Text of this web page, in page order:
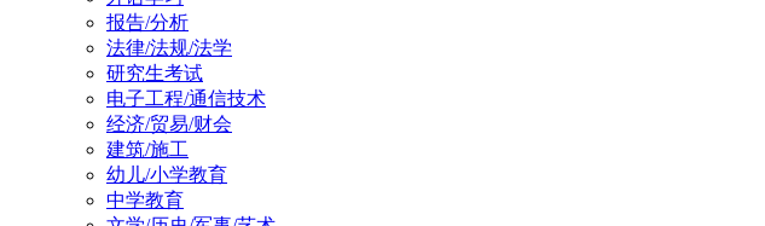
报告/分析
法律/法规/法学
研究生考试
电子工程/通信技术
经济/贸易/财会
建筑/施工
幼儿/小学教育
中学教育